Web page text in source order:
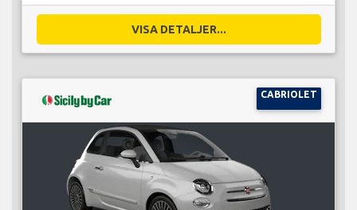
VISA DETALJER...
CABRIOLET